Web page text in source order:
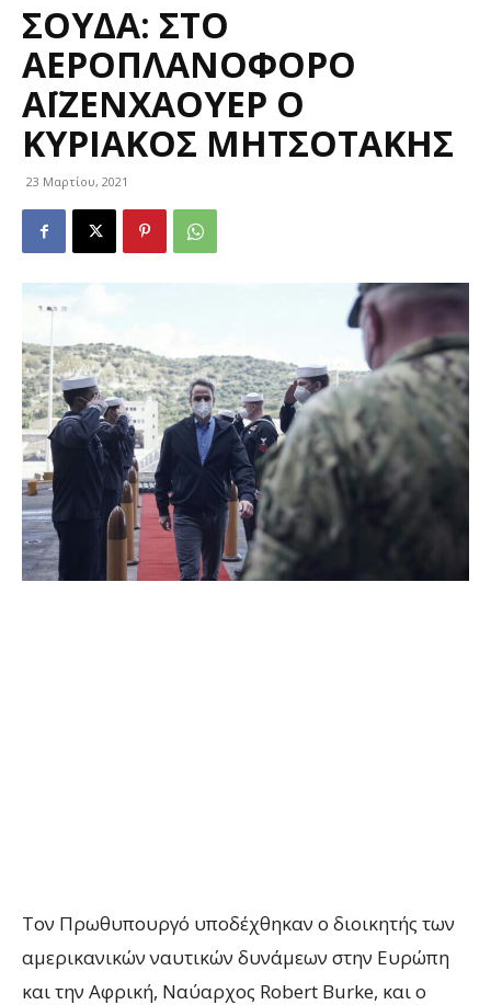
ΣΟΎΔΑ: ΣΤΟ
ΑΕΡΟΠΛΑΝΟΦΌΡΟ
ΑΪΖΕΝΧΆΟΥΕΡ Ο
ΚΥΡΙΆΚΟΣ ΜΗΤΣΟΤΆΚΗΣ
23 Μαρτίου, 2021
Τον Πρωθυπουργό υποδέχθηκαν ο διοικητής των
αμερικανικών ναυτικών δυνάμεων στην Ευρώπη
και την Αφρική, Ναύαρχος Robert Burke, και ο